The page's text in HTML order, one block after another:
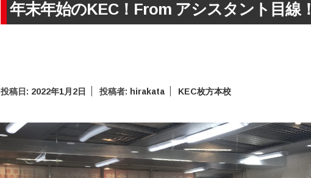
年末年始のKEC！From アシスタント目線！
投稿日: 2022年1月2日 投稿者: hirakata KEC枚方本校